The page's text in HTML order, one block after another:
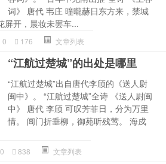
词》 唐代 韦庄 曈曨赫日东方来，禁城
屏开，晨妆未罢车...
0 176 文章列表
“江航过楚城”的出处是哪里
“江航过楚城”出自唐代李颀的《送人尉
闽中》。 “江航过楚城”全诗 《送人尉闽
中》 唐代 李颀 可叹芳菲日，分为万里
情。 阊门折垂柳，御苑听残莺。 海戍
0 838 文章列表